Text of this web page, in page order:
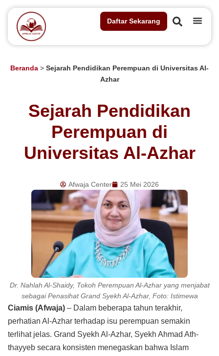
Daftar Sekarang
Beranda > Sejarah Pendidikan Perempuan di Universitas Al-
Azhar
Sejarah Pendidikan
Perempuan di
Universitas Al-Azhar
Afwaja Center 25 Mei 2026
Dr. Nahlah Al-Shaidy, Tokoh Perempuan Al-Azhar yang menjabat
sebagai Penasihat Grand Syekh Al-Azhar, Foto: Istimewa
Ciamis (Afwaja) – Dalam beberapa tahun terakhir,
perhatian Al-Azhar terhadap isu perempuan semakin
terlihat jelas. Grand Syekh Al-Azhar, Syekh Ahmad Ath-
thayyeb secara konsisten menegaskan bahwa Islam